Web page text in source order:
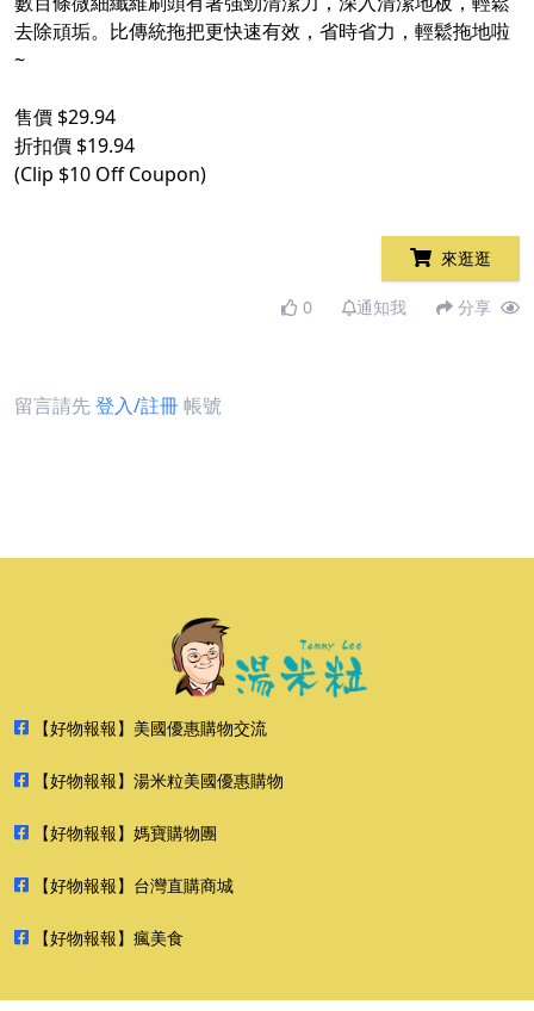
去除頑垢。比傳統拖把更快速有效，省時省力，輕鬆拖地啦
~
售價 $29.94
折扣價 $19.94
(Clip $10 Off Coupon)
來逛逛
0 通知我 分享
留言請先登入/註冊帳號
【好物報報】美國優惠購物交流
【好物報報】湯米粒美國優惠購物
【好物報報】媽寶購物團
【好物報報】台灣直購商城
【好物報報】瘋美食